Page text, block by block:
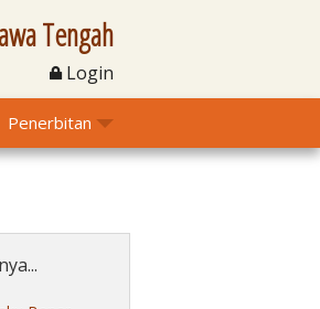
Tengah
Login
Penerbitan